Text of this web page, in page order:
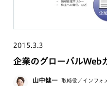
2015.3.3
企業のグローバルWeb
山中健一 取締役／インフォ